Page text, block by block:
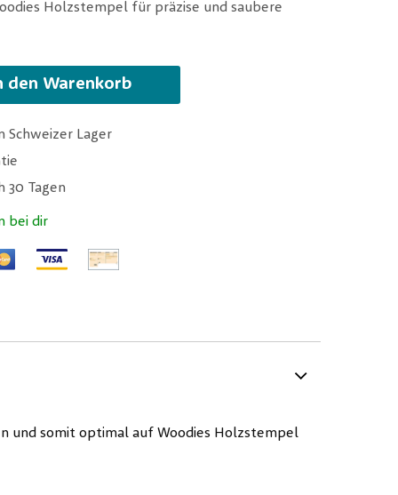
Holzstempel für präzise und saubere
den Warenkorb
Schweizer Lager
30 Tagen
bei dir
und somit optimal auf Woodies Holzstempel